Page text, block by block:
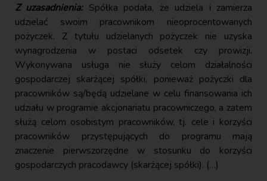
Z uzasadnienia:Spółka podała, że udziela i zamierza
udzielać swoim pracownikom nieoprocentowanych
pożyczek. Z tytułu udzielanych pożyczek nie uzyska
wynagrodzenia w postaci odsetek czy prowizji.
Wykonywana usługa nie służy celom działalności
gospodarczej skarżącej spółki, ponieważ pożyczki dla
pracowników są/będą udzielane w celu finansowania ich
udziału w programie akcjonariatu pracowniczego, a zatem
służą celom osobistym pracowników, tj. cele i korzyści
pracowników przystępujących do programu mają
znaczenie pierwszorzędne w stosunku do korzyści
gospodarczych pracodawcy (skarżącej spółki). (…)